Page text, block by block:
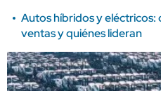
Autos híbridos y
ventas y quiénes lideran